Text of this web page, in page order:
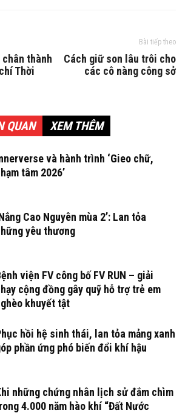
thành
Thời
Bài tiếp theo
Cách giữ son lâu trôi cho
các cô nàng công sở
QUAN XEM THÊM
và hành trình ‘Gieo chữ,
tâm 2026’
Cao Nguyên mùa 2’: Lan tỏa
yêu thương
viện FV công bố FV RUN – giải
cộng đồng gây quỹ hỗ trợ trẻ em
khuyết tật
hồi hệ sinh thái, lan tỏa mảng xanh
phần ứng phó biến đổi khí hậu
những chứng nhân lịch sử đắm chìm
4.000 năm hào khí “Đất Nước